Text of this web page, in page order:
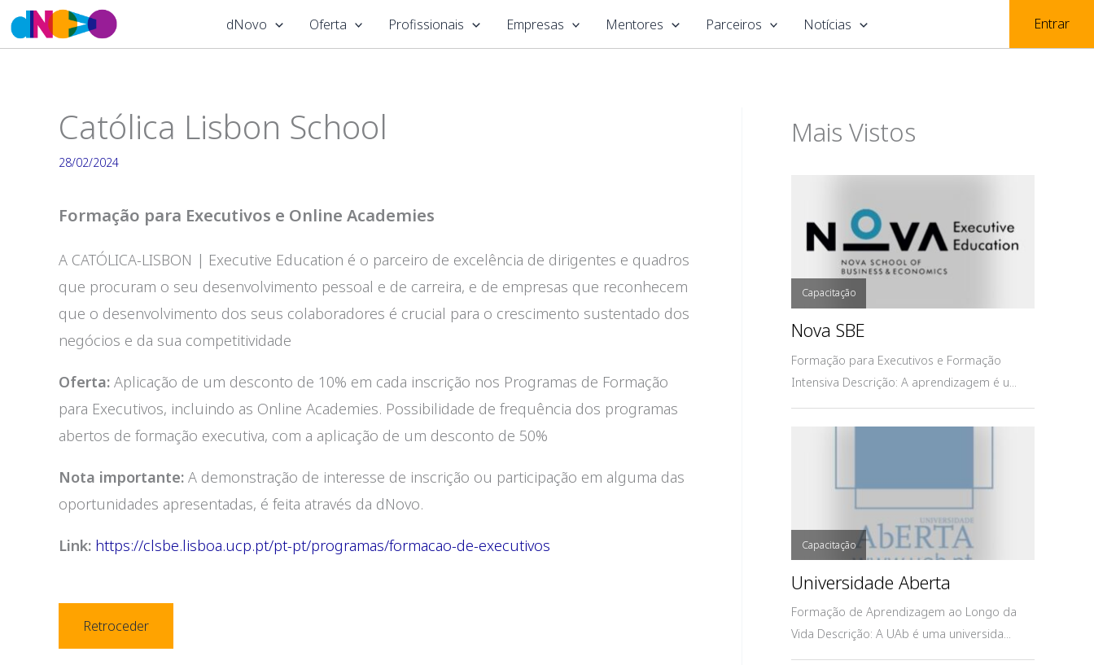
Skip
to
dNovo Oferta Profissionais Empresas Mentores Parceiros Notícias Entrar
Católica Lisbon School
28/02/2024
Formação para Executivos e Online Academies
A CATÓLICA-LISBON | Executive Education é o parceiro de excelência de dirigentes e quadros
que procuram o seu desenvolvimento pessoal e de carreira, e de empresas que reconhecem
que o desenvolvimento dos seus colaboradores é crucial para o crescimento sustentado dos
negócios e da sua competitividade
Oferta: Aplicação de um desconto de 10% em cada inscrição nos Programas de Formação
para Executivos, incluindo as Online Academies. Possibilidade de frequência dos programas
abertos de formação executiva, com a aplicação de um desconto de 50%
Nota importante: A demonstração de interesse de inscrição ou participação em alguma das
oportunidades apresentadas, é feita através da dNovo.
Link: https://clsbe.lisboa.ucp.pt/pt-pt/programas/formacao-de-executivos
Retroceder
Mais Vistos
Capacitação
Nova SBE
Formação para Executivos e Formação
Intensiva Descrição: A aprendizagem é u...
Capacitação
Universidade Aberta
Formação de Aprendizagem ao Longo da
Vida Descrição: A UAb é uma universida...